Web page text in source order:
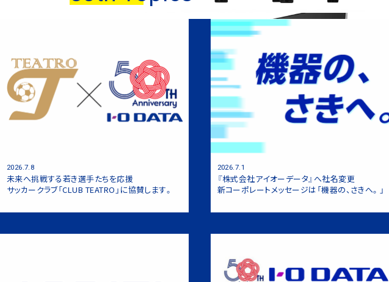
カラー画像自動読取装置
ユーティリティソフト「IOS-10」
13.8インチ液晶ディスプレイ「LCD-D14T」
TVキャプチャBOX「GV-MVP/RZ」
ゲーミングモニター『GigaCrysta』「LCD-RDT241XPB」
医療機関・薬局向け オンライン資格確認端末「APX-MEDICAL/QC」
2026.7.8
未来へ挑戦する若き選手たちを応援
サッカークラブ「CLUB TEATRO」に協賛します。
2026.7.1
『株式会社アイオーデータ』へ社名変更
新コーポレートメッセージは「機器の、さきへ。」